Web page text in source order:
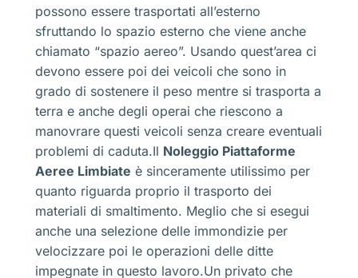
possono essere trasportati all’esterno
sfruttando lo spazio esterno che viene anche
chiamato “spazio aereo”. Usando quest’area ci
devono essere poi dei veicoli che sono in
grado di sostenere il peso mentre si trasporta a
terra e anche degli operai che riescono a
manovrare questi veicoli senza creare eventuali
problemi di caduta.Il Noleggio Piattaforme
Aeree Limbiate è sinceramente utilissimo per
quanto riguarda proprio il trasporto dei
materiali di smaltimento. Meglio che si esegui
anche una selezione delle immondizie per
velocizzare poi le operazioni delle ditte
impegnate in questo lavoro.Un privato che